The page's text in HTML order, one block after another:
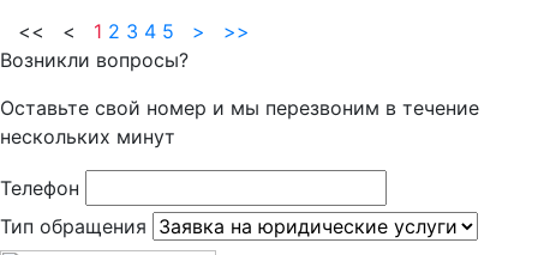
<< < 1 2 3 4 5 >
>>
Возникли вопросы?
Оставьте свой номер и мы перезвоним в течение
нескольких минут
Телефон
Тип обращения